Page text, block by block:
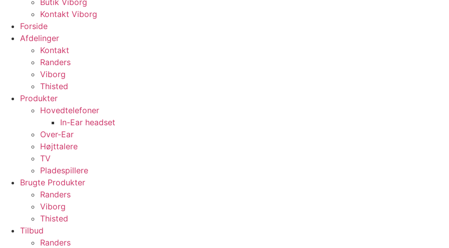
Butik Viborg
Kontakt Viborg
Forside
Afdelinger
Kontakt
Randers
Viborg
Thisted
Produkter
Hovedtelefoner
In-Ear headset
Over-Ear
Højttalere
TV
Pladespillere
Brugte Produkter
Randers
Viborg
Thisted
Tilbud
Randers